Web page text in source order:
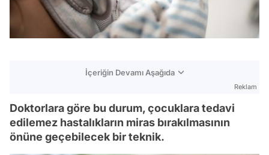
İçeriğin Devamı Aşağıda
Reklam
Doktorlara göre bu durum, çocuklara tedavi
edilemez hastalıkların miras bırakılmasının
önüne geçebilecek bir teknik.